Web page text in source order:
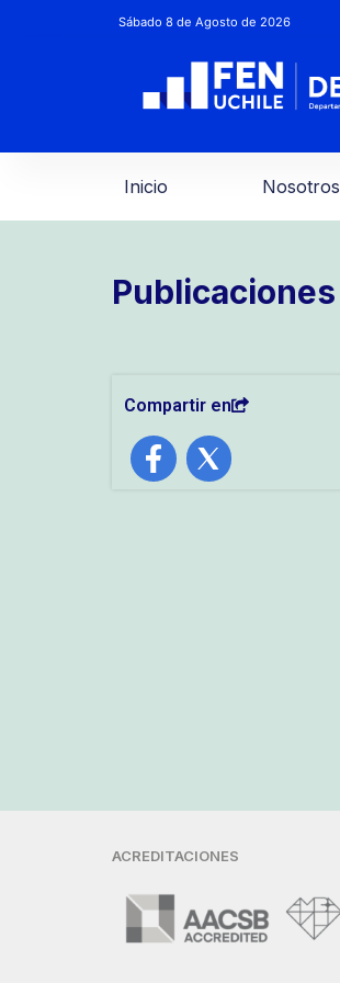
Sábado 8 de Agosto de 2026
Inicio Nosotros
Publicaciones
Compartir en
ACREDITACIONES